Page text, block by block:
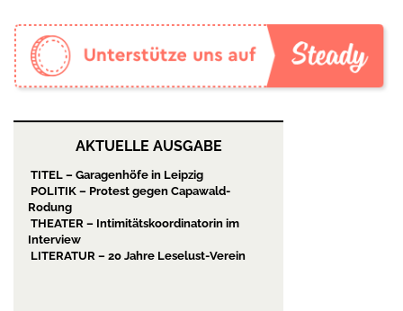
AKTUELLE AUSGABE
TITEL – Garagenhöfe in Leipzig
POLITIK – Protest gegen Capawald-
Rodung
THEATER – Intimitätskoordinatorin im
Interview
LITERATUR – 20 Jahre Leselust-Verein